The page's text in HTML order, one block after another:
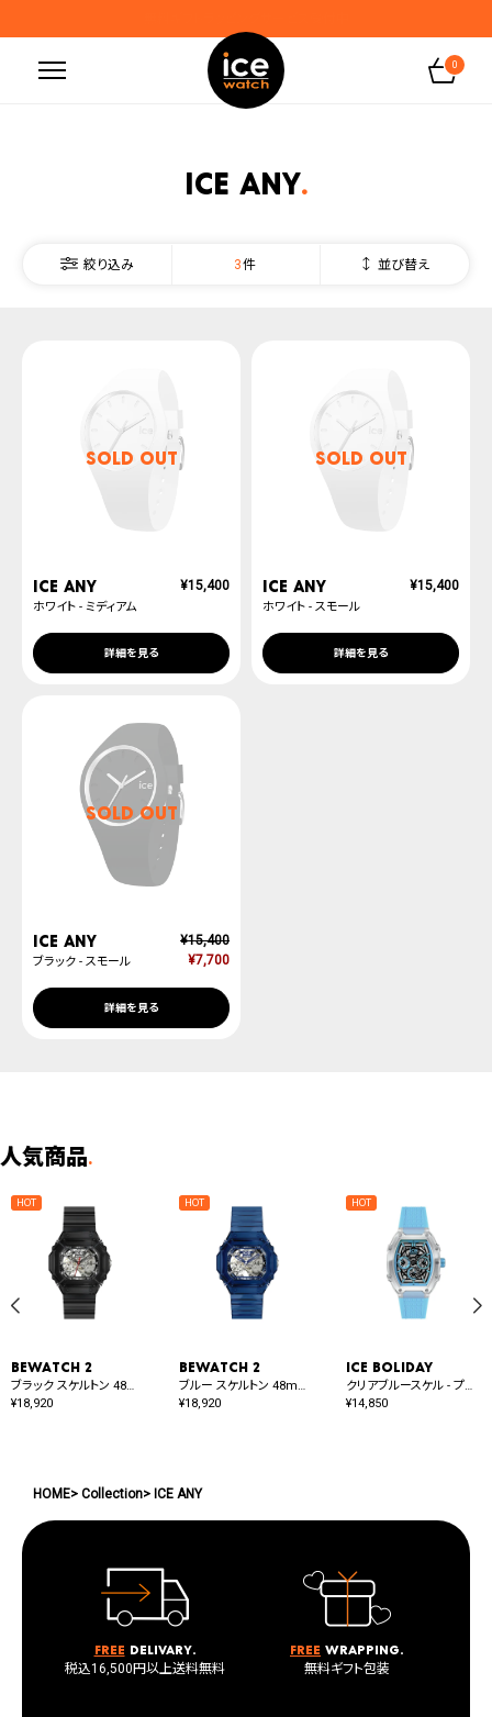
地震の影響によるお届けに関するお知らせ
無料ギフトラッピングサービス受付中
0
ICE ANY
並び替え
3
絞り込み
SOLD OUT
ICE ANY
ホワイト - ミディアム
¥15,400
詳細を見る
SOLD OUT
ICE ANY
ホワイト - スモール
¥15,400
詳細を見る
SOLD OUT
ICE ANY
ブラック - スモール
¥15,400
¥7,700
詳細を見る
人気商品.
BEWATCH 2
ブラック スケルトン 48mm オート
¥18,920
BEWATCH 2
ブルー スケルトン 48mm オート
¥18,920
ICE boliday
クリアブルースケル - プラスチック - ミディアム - MT
¥14,850
HOME Collection ICE ANY
Free delivary.
税込16,500円以上送料無料
Free wrapping.
無料ギフト包装